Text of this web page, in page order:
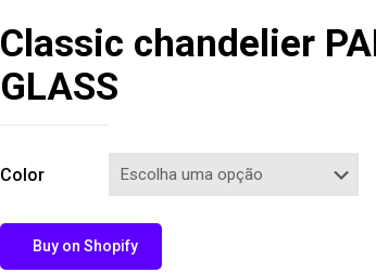
Classic chandelier
GLASS
Color
Buy on Shopify